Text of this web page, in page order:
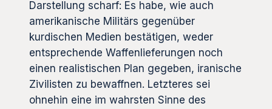
Darstellung scharf: Es habe, wie auch
amerikanische Militärs gegenüber
kurdischen Medien bestätigen, weder
entsprechende Waffenlieferungen noch
einen realistischen Plan gegeben, iranische
Zivilisten zu bewaffnen. Letzteres sei
ohnehin eine im wahrsten Sinne des